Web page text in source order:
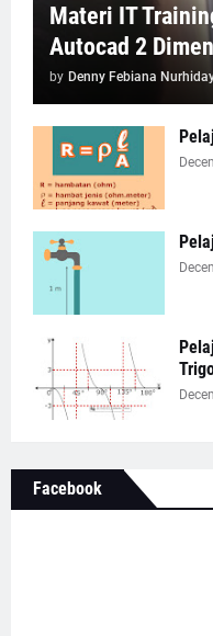
Materi IT
Autocad 2
by Denny Febiana
Facebook